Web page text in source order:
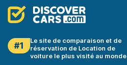
#1
Le site de comparaison et de
réservation de Location de
voiture le plus visité au monde